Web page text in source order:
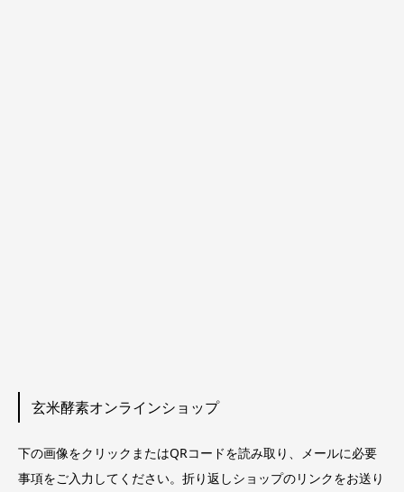
玄米酵素オンラインショップ
下の画像をクリックまたはQRコードを読み取り、メールに必要
事項をご入力してください。折り返しショップのリンクをお送り